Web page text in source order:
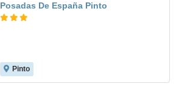
Posadas De España Pinto
Pinto